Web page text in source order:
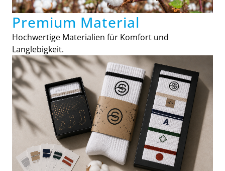
Premium Material
Hochwertige Materialien für Komfort und
Langlebigkeit.